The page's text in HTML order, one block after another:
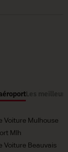
Les
Voiture Mulhouse
Mlh
Voiture Beauvais